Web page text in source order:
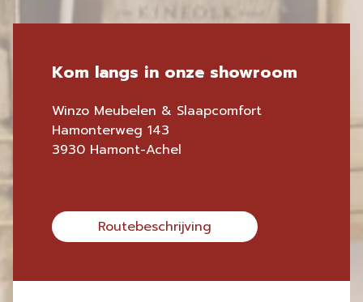
Kom langs in onze showroom
Winzo Meubelen & Slaapcomfort
Hamonterweg 143
3930 Hamont-Achel
Routebeschrijving